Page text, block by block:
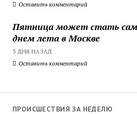
Оставить комментарий
Пятница может стать
днем лета в Москве
3 ДНЯ НАЗАД
Оставить комментарий
ПРОИСШЕСТВИЯ ЗА НЕДЕЛЮ